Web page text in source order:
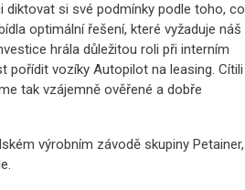
diktovat si své podmínky podle toho, co
optimální řešení, které vyžaduje náš
hrála důležitou roli při interním
pořídit vozíky Autopilot na leasing. Cítili
tak vzájemně ověřené a dobře
výrobním závodě skupiny Petainer,